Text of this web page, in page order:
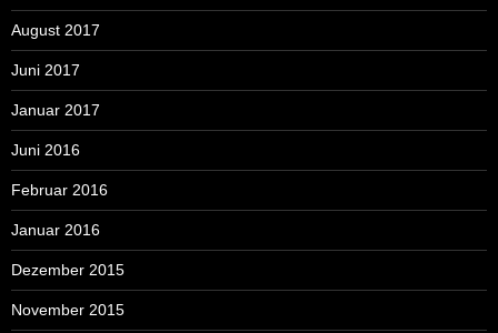
August 2017
Juni 2017
Januar 2017
Juni 2016
Februar 2016
Januar 2016
Dezember 2015
November 2015